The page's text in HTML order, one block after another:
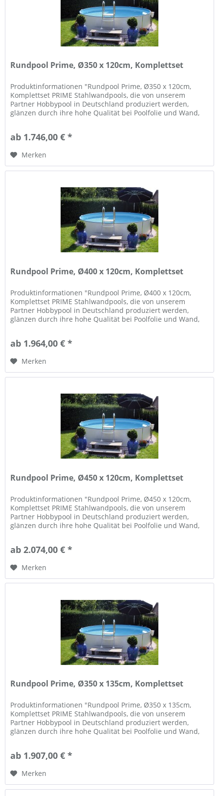
Rundpool Prime, Ø350 x 120cm, Komplettset
Produktinformationen "Rundpool Prime, Ø350 x 120cm,
Komplettset PRIME Stahlwandpools, die von unserem
Partner Hobbypool in Deutschland produziert werden,
glänzen durch ihre hohe Qualität bei Poolfolie und Wand,
ab 1.746,00 € *
Merken
Rundpool Prime, Ø400 x 120cm, Komplettset
Produktinformationen "Rundpool Prime, Ø400 x 120cm,
Komplettset PRIME Stahlwandpools, die von unserem
Partner Hobbypool in Deutschland produziert werden,
glänzen durch ihre hohe Qualität bei Poolfolie und Wand,
ab 1.964,00 € *
Merken
Rundpool Prime, Ø450 x 120cm, Komplettset
Produktinformationen "Rundpool Prime, Ø450 x 120cm,
Komplettset PRIME Stahlwandpools, die von unserem
Partner Hobbypool in Deutschland produziert werden,
glänzen durch ihre hohe Qualität bei Poolfolie und Wand,
ab 2.074,00 € *
Merken
Rundpool Prime, Ø350 x 135cm, Komplettset
Produktinformationen "Rundpool Prime, Ø350 x 135cm,
Komplettset PRIME Stahlwandpools, die von unserem
Partner Hobbypool in Deutschland produziert werden,
glänzen durch ihre hohe Qualität bei Poolfolie und Wand,
ab 1.907,00 € *
Merken